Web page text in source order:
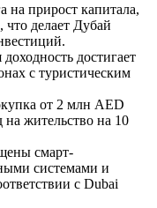
на прирост капитала,
что делает Дубай
достигает
с туристическим
от 2 млн AED
жительство на 10
смарт-
системами и
с Dubai